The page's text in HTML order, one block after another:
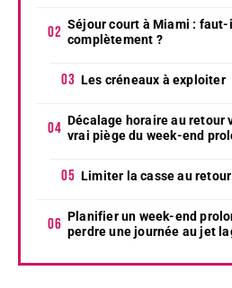
Séjour court à Miami :
complètement ?
Les créneaux à exploiter
Décalage horaire au retour
vrai piège du week-end
Limiter la casse au retour
Planifier un week-end
perdre une journée au jet